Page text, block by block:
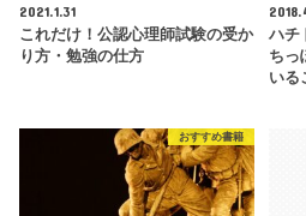
2021.1.31
これだけ！公認心理師試験の受か
り方・勉強の仕方
ハチ
ちっ
いる
おすすめ書籍